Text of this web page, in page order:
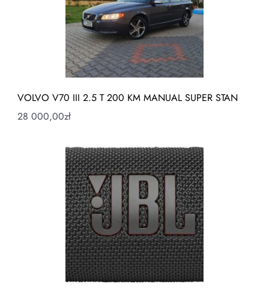
VOLVO V70 III 2.5 T 200 KM MANUAL SUPER STAN
28 000,00zł